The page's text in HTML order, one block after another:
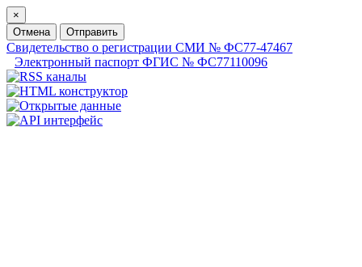
×
Отмена
Отправить
Свидетельство о регистрации СМИ № ФС77-47467
Электронный паспорт ФГИС № ФС77110096